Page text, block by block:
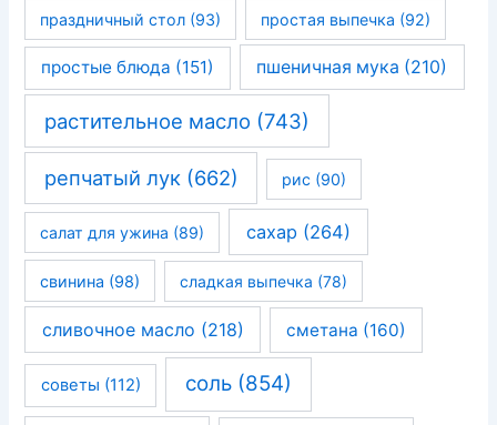
праздничный стол (93) простая выпечка (92)
простые блюда (151) пшеничная мука (210)
растительное масло (743)
репчатый лук(662) рис (90)
салат для ужина (89) сахар (264)
свинина (98) сладкая выпечка (78)
сливочное масло (218) сметана (160)
советы (112) соль(854)